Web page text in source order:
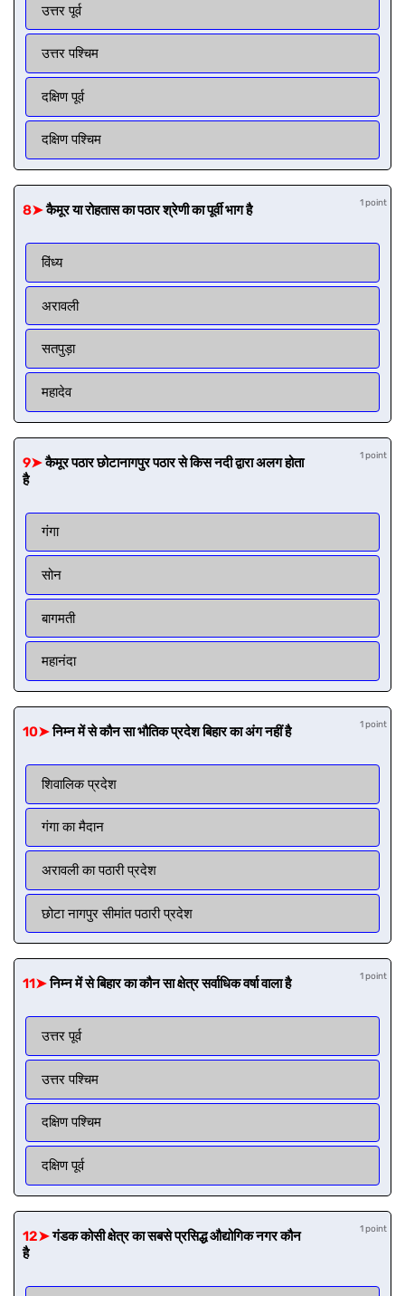
उत्तर पूर्व
उत्तर पश्चिम
दक्षिण पूर्व
दक्षिण पश्चिम
8➤कैमूर या रोहतास का पठार श्रेणी का पूर्वी भाग है 1 point
विंध्य
अरावली
सतपुड़ा
महादेव
9➤कैमूर पठार छोटानागपुर पठार से किस नदी द्वारा अलग होता
है
1 point
गंगा
सोन
बागमती
महानंदा
10➤निम्न में से कौन सा भौतिक प्रदेश बिहार का अंग नहीं है 1 point
शिवालिक प्रदेश
गंगा का मैदान
अरावली का पठारी प्रदेश
छोटा नागपुर सीमांत पठारी प्रदेश
11➤निम्न में से बिहार का कौन सा क्षेत्र सर्वाधिक वर्षा वाला है 1 point
उत्तर पूर्व
उत्तर पश्चिम
दक्षिण पश्चिम
दक्षिण पूर्व
12➤गंडक कोसी क्षेत्र का सबसे प्रसिद्ध औद्योगिक नगर कौन
है
1 point